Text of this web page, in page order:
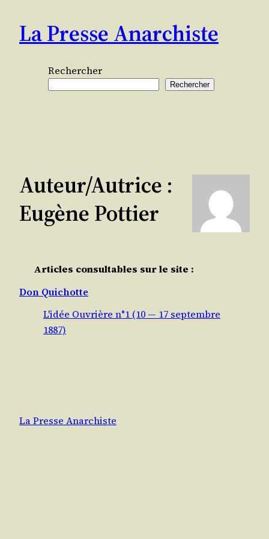
contenu
La Presse Anarchiste
Rechercher
Rechercher
Auteur/autrice :
Eugène Pottier
Articles consultables sur le site :
Don Quichotte
L'idée Ouvrière n°1 (10 — 17 septembre
1887)
La Presse Anarchiste